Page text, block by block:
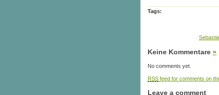
Tags:
Keine Kommentare »
No comments yet.
RSS feed for comments on
Leave a comment